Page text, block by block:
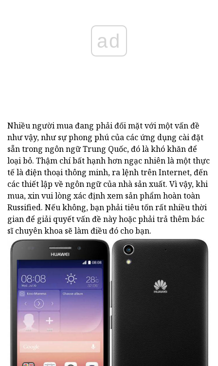
ad
Nhiều người mua đang phải đối mặt với một vấn đề
như vậy, như sự phong phú của các ứng dụng cài đặt
sẵn trong ngôn ngữ Trung Quốc, đó là khó khăn để
loại bỏ. Thậm chí bất hạnh hơn ngạc nhiên là một thực
tế là điện thoại thông minh, ra lệnh trên Internet, đến
các thiết lập về ngôn ngữ của nhà sản xuất. Vì vậy, khi
mua, xin vui lòng xác định xem sản phẩm hoàn toàn
Russified. Nếu không, bạn phải tiêu tốn rất nhiều thời
gian để giải quyết vấn đề này hoặc phải trả thêm bác
sĩ chuyên khoa sẽ làm điều đó cho bạn.